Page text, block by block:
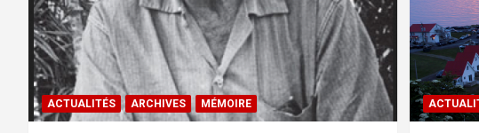
ACTUALITÉS ARCHIVES MÉMOIRE